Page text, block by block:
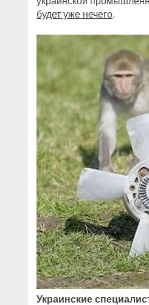
будет уже нечего.
Украинские